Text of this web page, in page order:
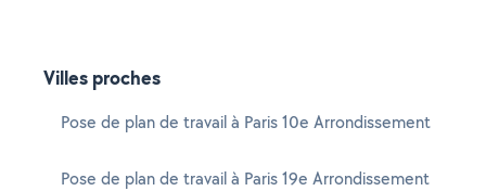
Villes proches
Pose de plan de travail à Paris 10e Arrondissement
Pose de plan de travail à Paris 19e Arrondissement